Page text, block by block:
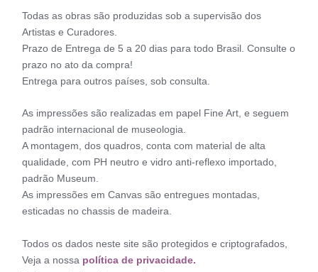
Todas as obras são produzidas sob a supervisão dos
Artistas e Curadores.
Prazo de Entrega de 5 a 20 dias para todo Brasil. Consulte o
prazo no ato da compra!
Entrega para outros países, sob consulta.
As impressões são realizadas em papel Fine Art, e seguem
padrão internacional de museologia.
A montagem, dos quadros, conta com material de alta
qualidade, com PH neutro e vidro anti-reflexo importado,
padrão Museum.
As impressões em Canvas são entregues montadas,
esticadas no chassis de madeira.
Todos os dados neste site são protegidos e criptografados,
Veja a nossa política de privacidade.